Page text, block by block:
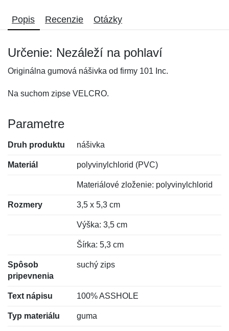
Popis Recenzie Otázky
Určenie: Nezáleží na pohlaví
Originálna gumová nášivka od firmy 101 Inc.
Na suchom zipse VELCRO.
Parametre
Druh produktu nášivka
Materiál polyvinylchlorid (PVC)
Materiálové zloženie: polyvinylchlorid
Rozmery 3,5 x 5,3 cm
Výška: 3,5 cm
Šírka: 5,3 cm
Spôsob
pripevnenia
suchý zips
Text nápisu 100% ASSHOLE
Typ materiálu guma